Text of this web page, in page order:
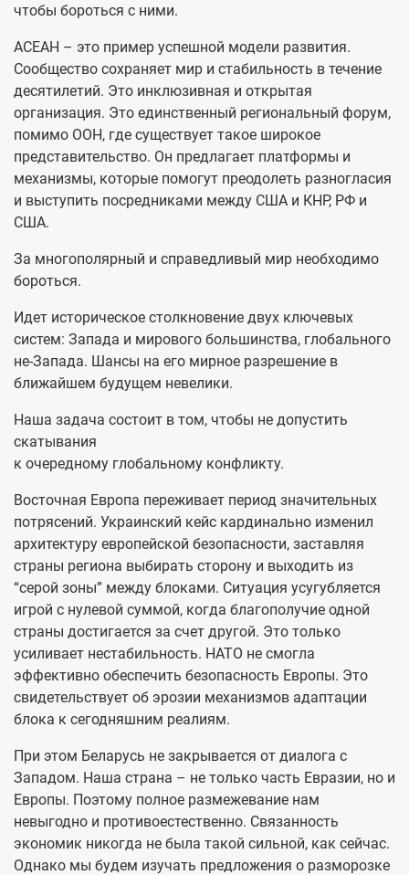
чтобы бороться с ними.
АСЕАН – это пример успешной модели развития.
Сообщество сохраняет мир и стабильность в течение
десятилетий. Это инклюзивная и открытая
организация. Это единственный региональный форум,
помимо ООН, где существует такое широкое
представительство. Он предлагает платформы и
механизмы, которые помогут преодолеть разногласия
и выступить посредниками между США и КНР, РФ и
США.
За многополярный и справедливый мир необходимо
бороться.
Идет историческое столкновение двух ключевых
систем: Запада и мирового большинства, глобального
не-Запада. Шансы на его мирное разрешение в
ближайшем будущем невелики.
Наша задача состоит в том, чтобы не допустить
скатывания
к очередному глобальному конфликту.
Восточная Европа переживает период значительных
потрясений. Украинский кейс кардинально изменил
архитектуру европейской безопасности, заставляя
страны региона выбирать сторону и выходить из
“серой зоны” между блоками. Ситуация усугубляется
игрой с нулевой суммой, когда благополучие одной
страны достигается за счет другой. Это только
усиливает нестабильность. НАТО не смогла
эффективно обеспечить безопасность Европы. Это
свидетельствует об эрозии механизмов адаптации
блока к сегодняшним реалиям.
При этом Беларусь не закрывается от диалога с
Западом. Наша страна – не только часть Евразии, но и
Европы. Поэтому полное размежевание нам
невыгодно и противоестественно. Связанность
экономик никогда не была такой сильной, как сейчас.
Однако мы будем изучать предложения о разморозке